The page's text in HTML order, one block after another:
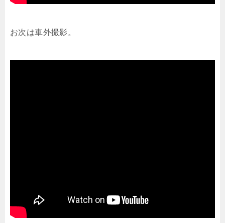
お次は車外撮影。